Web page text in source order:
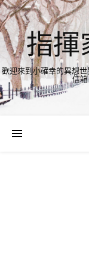
指揮
歡迎來到小確幸的異想
信